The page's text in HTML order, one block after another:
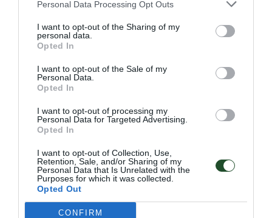
Personal Data Processing Opt Outs
I want to opt-out of the Sharing of my
personal data.
Opted In
I want to opt-out of the Sale of my
Personal Data.
Opted In
I want to opt-out of processing my
Personal Data for Targeted Advertising.
Opted In
I want to opt-out of Collection, Use,
Retention, Sale, and/or Sharing of my
Personal Data that Is Unrelated with the
Purposes for which it was collected.
Opted Out
CONFIRM
μεμβράνης χειρός (strech film). Είναι πολύ εύχρηστη
καθώς αποφεύγουμε με αυτόν τον τρόπο την τριβή του
χαρτονιού στα χέρια μας και πετυχαίνοντας μεγαλύτερη
Γρήγορο Μενού
Εταιρία